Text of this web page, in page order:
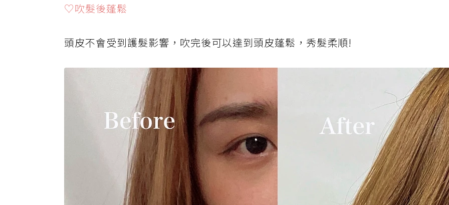
♡吹髮後蓬鬆
頭皮不會受到護髮影響，吹完後可以達到頭皮蓬鬆，秀髮柔順!